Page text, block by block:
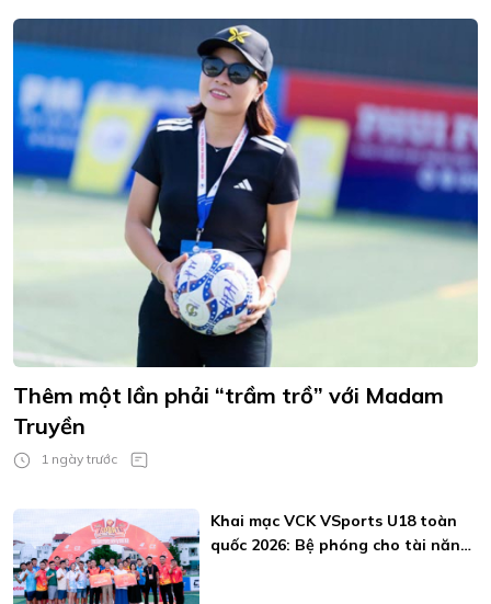
Thêm một lần phải “trầm trồ” với Madam
Truyền
1 ngày trước
Khai mạc VCK VSports U18 toàn
quốc 2026: Bệ phóng cho tài năng